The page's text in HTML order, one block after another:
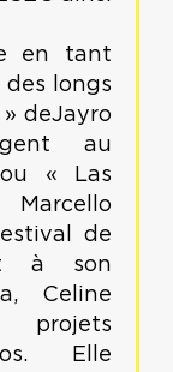
en tant
des longs
deJayro
au
« Las
de
à son
Celine
projets
Elle